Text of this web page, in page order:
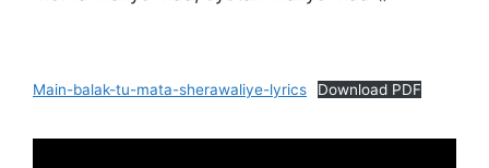
Main-balak-tu-mata-sherawaliye-lyrics Download PDF